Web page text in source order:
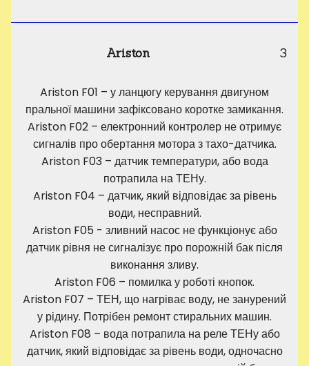
Ariston 3
Ariston F01 – у ланцюгу керування двигуном
пральної машини зафіксовано коротке замикання.
Ariston F02 – електронний контролер не отримує
сигналів про обертання мотора з тахо-датчика.
Ariston F03 – датчик температури, або вода
потрапила на ТЕНу.
Ariston F04 – датчик, який відповідає за рівень
води, несправний.
Ariston F05 - зливний насос не функціонує або
датчик рівня не сигналізує про порожній бак після
виконання зливу.
Ariston F06 – помилка у роботі кнопок.
Ariston F07 – ТЕН, що нагріває воду, не занурений
у рідину. Потрібен ремонт стиральних машин.
Ariston F08 – вода потрапила на реле ТЕНу або
датчик, який відповідає за рівень води, одночасно